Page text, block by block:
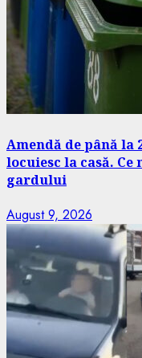
Amendă de până la
locuiesc la casă.
gardului
August 9, 2026